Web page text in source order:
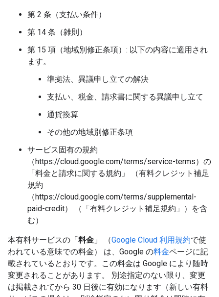
第 2 条（支払い条件）
第 14 条（雑則）
第 15 項（地域別修正条項）: 以下の内容に適用され
ます。
準拠法、異議申し立ての解決
支払い、税金、請求書に関する異議申し立て
通貨換算
その他の地域別修正条項
サービス固有の規約
（https://cloud.google.com/terms/service-terms）の
「料金と請求に関する規約」 （有料クレジット補足
規約
（https://cloud.google.com/terms/supplemental-
paid-credit） （「有料クレジット補足規約」）を含
む）
本有料サービスの「料金 」 （Google Cloud 利用規約で使
われている意味での料金） は、Google の料金ページに記
載されているとおりです。この料金は Google により随時
変更されることがあります。 別途指定のない限り、変更
は掲載されてから 30 日後に有効になります（新しい有料